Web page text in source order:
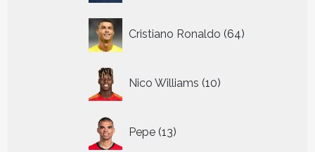
Cristiano Ronaldo 64
producten
Nico Williams 10
producten
Pepe 13
producten